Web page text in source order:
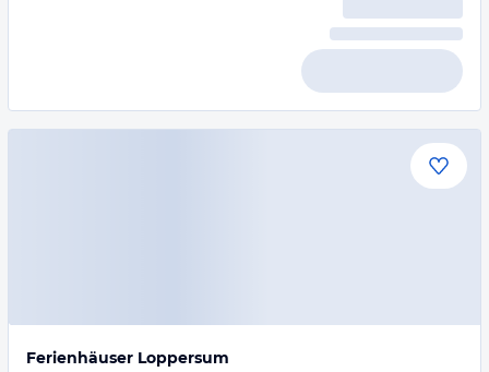
Ferienhäuser Loppersum